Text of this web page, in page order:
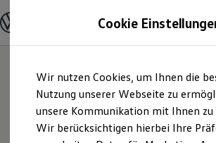
Hauptinhalt
springen
Footer
springen
Modelle & Konfigurator
Nutzfahrzeugkategorien
Modelle konfigurieren
Vorgängermodelle und Oldtimer
Vorgängermodelle
Oldtimer
Bulli Historie
Branchenlösungen & Gewerbekunden
Cookie
Wir nutzen Cookies, um Ihnen die
Nutzung unserer Webseite zu
unsere Kommunikation mit Ihnen zu
Wir berücksichtigen hierbei Ihre